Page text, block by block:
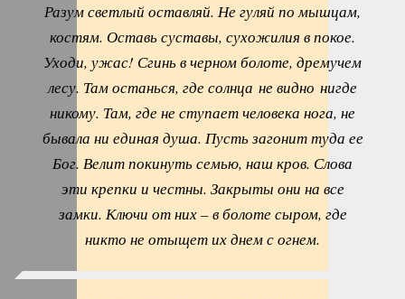
Разум светлый оставляй. Не гуляй по мышцам,
костям. Оставь суставы, сухожилия в покое.
Уходи, ужас! Сгинь в черном болоте, дремучем
лесу. Там останься, где солнца не видно нигде
никому. Там, где не ступает человека нога, не
бывала ни единая душа. Пусть загонит туда ее
Бог. Велит покинуть семью, наш кров. Слова
эти крепки и честны. Закрыты они на все
замки. Ключи от них – в болоте сыром, где
никто не отыщет их днем с огнем.